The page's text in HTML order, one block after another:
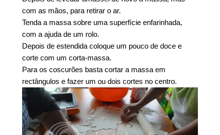
com as mãos, para retirar o ar.
Tenda a massa sobre uma superfície enfarinhada,
com a ajuda de um rolo.
Depois de estendida coloque um pouco de doce e
corte com um corta-massa.
Para os coscurões basta cortar a massa em
rectângulos e fazer um ou dois cortes no centro.